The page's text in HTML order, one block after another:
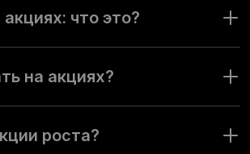
акциях: что это?
активов. Открывайте и закрывайте
прибыль из ценовых колебаний.
на акциях?
на платформе и
сделки.
роста?